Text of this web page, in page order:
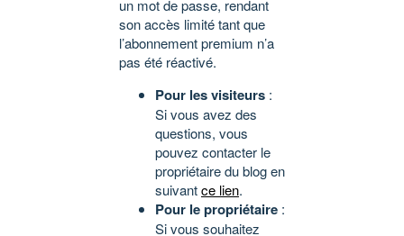
un mot de passe, rendant
son accès limité tant que
l’abonnement premium n’a
pas été réactivé.
Pour les visiteurs :
Si vous avez des
questions, vous
pouvez contacter le
propriétaire du blog en
suivantce lien.
Pour le propriétaire :
Si vous souhaitez